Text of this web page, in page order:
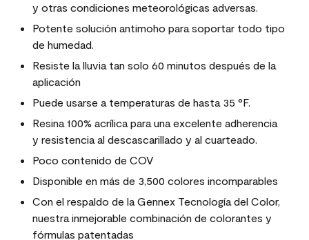
y otras condiciones meteorológicas adversas.
Potente solución antimoho para soportar todo tipo
de humedad.
Resiste la lluvia tan solo 60 minutos después de la
aplicación
Puede usarse a temperaturas de hasta 35 °F.
Resina 100% acrílica para una excelente adherencia
y resistencia al descascarillado y al cuarteado.
Poco contenido de COV
Disponible en más de 3,500 colores incomparables
Con el respaldo de la Gennex Tecnología del Color,
nuestra inmejorable combinación de colorantes y
fórmulas patentadas